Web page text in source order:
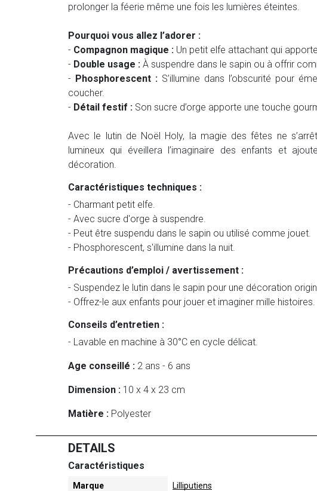
prolonger la féerie même une fois les lumières éteintes.
Pourquoi vous allez l’adorer :
- Compagnon magique : Un petit elfe attachant qui
- Double usage : À suspendre dans le sapin ou à offrir
- Phosphorescent : S’illumine dans l’obscurité pour
coucher.
- Détail festif : Son sucre d’orge apporte une touche
Avec le lutin de Noël Holy, la magie des fêtes ne
lumineux qui éveillera l’imaginaire des enfants et
décoration.
Caractéristiques techniques :
- Charmant petit elfe.
- Avec sucre d'orge à suspendre.
- Peut être suspendu dans le sapin ou utilisé comme jouet.
- Phosphorescent, s'illumine dans la nuit.
Précautions d’emploi / avertissement :
- Suspendez le lutin dans le sapin pour une décoration
- Offrez-le aux enfants pour jouer et imaginer mille histoires.
Conseils d’entretien :
- Lavable en machine à 30°C en cycle délicat.
Age conseillé : 2 ans - 6 ans
Dimension : 10 x 4 x 23 cm
Matière : Polyester
DETAILS
Caractéristiques
Marque Lilliputiens